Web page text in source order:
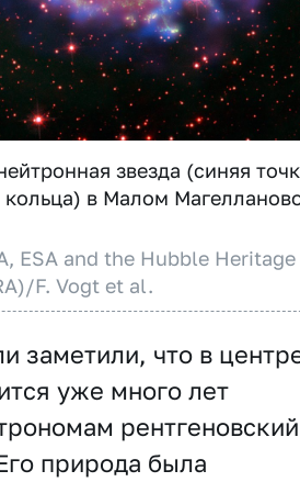
звезда (синяя
кольца) в Малом
ESA and the Hubble Heritage
F. Vogt et al.
заметили, что в
уже много лет
рентгеновский
природа была